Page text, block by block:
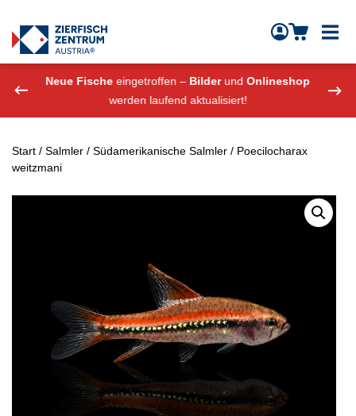
Zierfisch Aquarium Austria
Neue Fische eingetroffen – BilderundOnlineshop
werden laufend aktualisiert!
Start / Salmler / Südamerikanische Salmler / Poecilocharax
weitzmani